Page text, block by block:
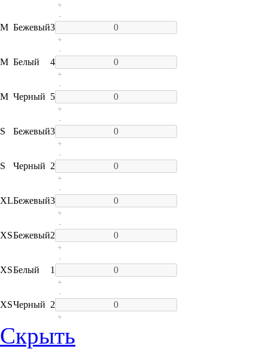
+
M Бежевый3
-
+
M Белый 4
-
+
M Черный 5
-
+
S Бежевый3
-
+
S Черный 2
-
+
XLБежевый3
-
+
XSБежевый2
-
+
XSБелый 1
-
+
XSЧерный 2
-
+
Скрыть